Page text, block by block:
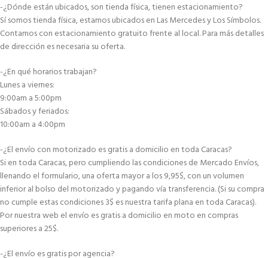
-¿Dónde están ubicados, son tienda física, tienen estacionamiento?
Sí somos tienda física, estamos ubicados en Las Mercedes y Los Símbolos.
Contamos con estacionamiento gratuito frente al local. Para más detalles
de dirección es necesaria su oferta.
-¿En qué horarios trabajan?
Lunes a viernes:
9:00am a 5:00pm
Sábados y feriados:
10:00am a 4:00pm
-¿El envío con motorizado es gratis a domicilio en toda Caracas?
Si en toda Caracas, pero cumpliendo las condiciones de Mercado Envíos,
llenando el formulario, una oferta mayor a los 9,95$, con un volumen
inferior al bolso del motorizado y pagando vía transferencia. (Si su compra
no cumple estas condiciones 3$ es nuestra tarifa plana en toda Caracas).
Por nuestra web el envío es gratis a domicilio en moto en compras
superiores a 25$.
-¿El envío es gratis por agencia?